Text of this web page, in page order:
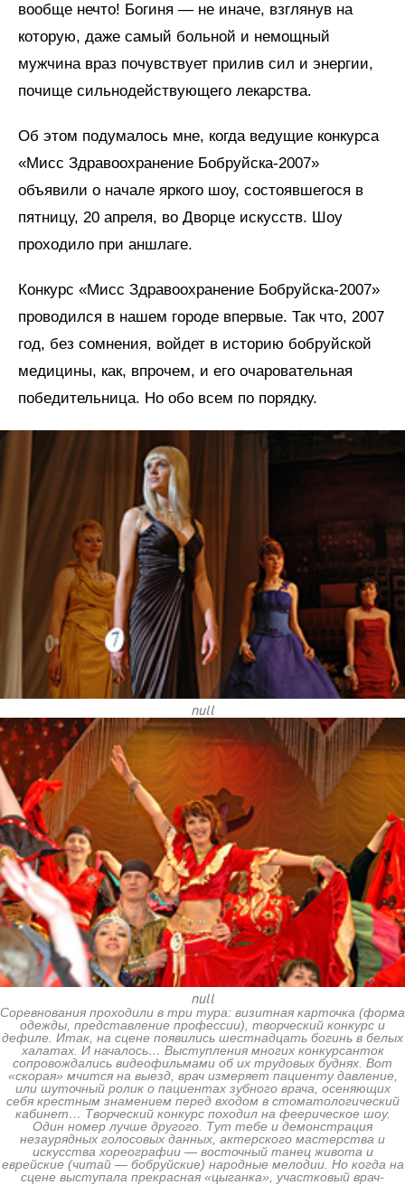
вообще нечто! Богиня — не иначе, взглянув на
которую, даже самый больной и немощный
мужчина враз почувствует прилив сил и энергии,
почище сильнодействующего лекарства.
Об этом подумалось мне, когда ведущие конкурса
«Мисс Здравоохранение Бобруйска-2007»
объявили о начале яркого шоу, состоявшегося в
пятницу, 20 апреля, во Дворце искусств. Шоу
проходило при аншлаге.
Конкурс «Мисс Здравоохранение Бобруйска-2007»
проводился в нашем городе впервые. Так что, 2007
год, без сомнения, войдет в историю бобруйской
медицины, как, впрочем, и его очаровательная
победительница. Но обо всем по порядку.
null
null
Соревнования проходили в три тура: визитная карточка (форма
одежды, представление профессии), творческий конкурс и
дефиле. Итак, на сцене появились шестнадцать богинь в белых
халатах. И началось… Выступления многих конкурсанток
сопровождались видеофильмами об их трудовых буднях. Вот
«скорая» мчится на выезд, врач измеряет пациенту давление,
или шуточный ролик о пациентах зубного врача, осеняющих
себя крестным знамением перед входом в стоматологический
кабинет… Творческий конкурс походил на феерическое шоу.
Один номер лучше другого. Тут тебе и демонстрация
незаурядных голосовых данных, актерского мастерства и
искусства хореографии — восточный танец живота и
еврейские (читай — бобруйские) народные мелодии. Но когда на
сцене выступала прекрасная «цыганка», участковый врач-